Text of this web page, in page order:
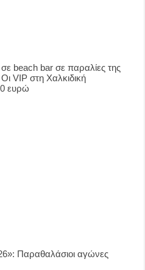
beach bar σε παραλίες της
Οι VIP στη Χαλκιδική
ευρώ
Παραθαλάσιοι αγώνες